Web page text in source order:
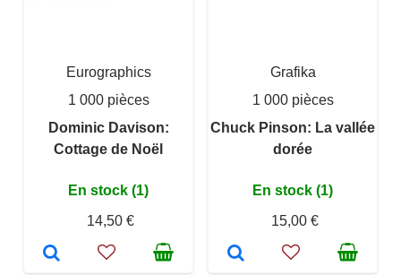
Eurographics
1 000 pièces
Dominic Davison:
Cottage de Noël
En stock (1)
14,50 €
Grafika
1 000 pièces
Chuck Pinson: La vallée
dorée
En stock (1)
15,00 €